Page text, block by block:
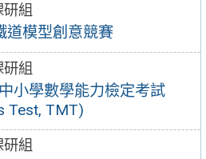
組
道模型創意競賽
組
小學數學能力檢定考試
Test, TMT)
組